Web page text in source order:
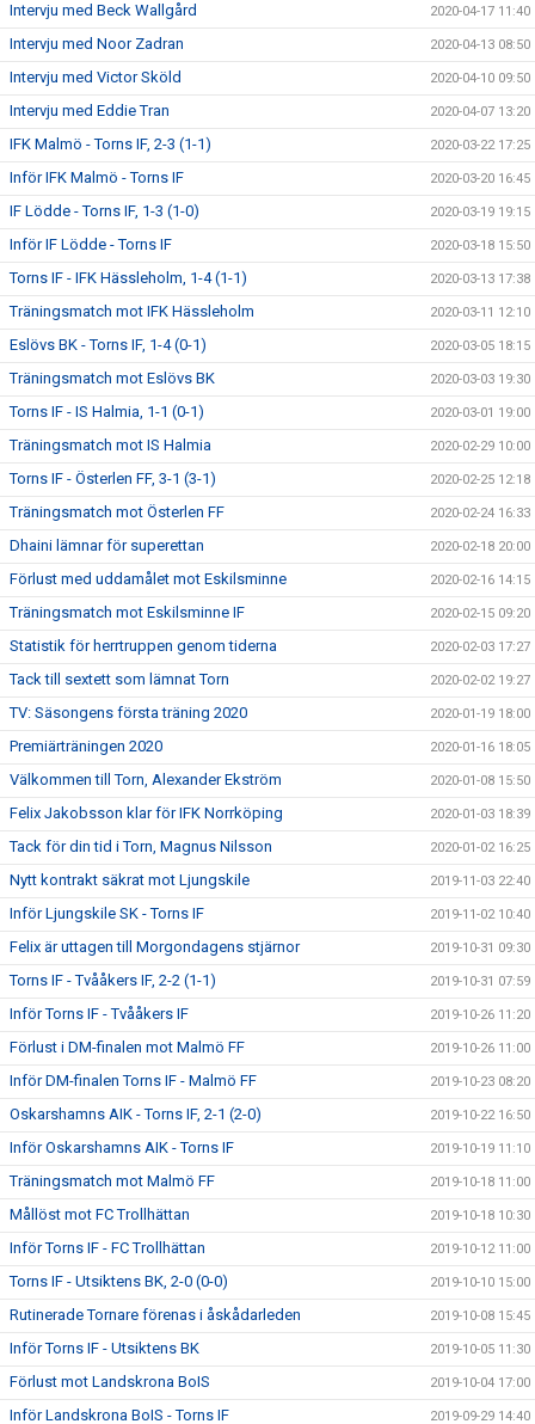
Intervju med Beck Wallgård 2020-04-17 11:40
Intervju med Noor Zadran 2020-04-13 08:50
Intervju med Victor Sköld 2020-04-10 09:50
Intervju med Eddie Tran 2020-04-07 13:20
IFK Malmö - Torns IF, 2-3 (1-1) 2020-03-22 17:25
Inför IFK Malmö - Torns IF 2020-03-20 16:45
IF Lödde - Torns IF, 1-3 (1-0) 2020-03-19 19:15
Inför IF Lödde - Torns IF 2020-03-18 15:50
Torns IF - IFK Hässleholm, 1-4 (1-1) 2020-03-13 17:38
Träningsmatch mot IFK Hässleholm 2020-03-11 12:10
Eslövs BK - Torns IF, 1-4 (0-1) 2020-03-05 18:15
Träningsmatch mot Eslövs BK 2020-03-03 19:30
Torns IF - IS Halmia, 1-1 (0-1) 2020-03-01 19:00
Träningsmatch mot IS Halmia 2020-02-29 10:00
Torns IF - Österlen FF, 3-1 (3-1) 2020-02-25 12:18
Träningsmatch mot Österlen FF 2020-02-24 16:33
Dhaini lämnar för superettan 2020-02-18 20:00
Förlust med uddamålet mot Eskilsminne 2020-02-16 14:15
Träningsmatch mot Eskilsminne IF 2020-02-15 09:20
Statistik för herrtruppen genom tiderna 2020-02-03 17:27
Tack till sextett som lämnat Torn 2020-02-02 19:27
TV: Säsongens första träning 2020 2020-01-19 18:00
Premiärträningen 2020 2020-01-16 18:05
Välkommen till Torn, Alexander Ekström 2020-01-08 15:50
Felix Jakobsson klar för IFK Norrköping 2020-01-03 18:39
Tack för din tid i Torn, Magnus Nilsson 2020-01-02 16:25
Nytt kontrakt säkrat mot Ljungskile 2019-11-03 22:40
Inför Ljungskile SK - Torns IF 2019-11-02 10:40
Felix är uttagen till Morgondagens stjärnor 2019-10-31 09:30
Torns IF - Tvååkers IF, 2-2 (1-1) 2019-10-31 07:59
Inför Torns IF - Tvååkers IF 2019-10-26 11:20
Förlust i DM-finalen mot Malmö FF 2019-10-26 11:00
Inför DM-finalen Torns IF - Malmö FF 2019-10-23 08:20
Oskarshamns AIK - Torns IF, 2-1 (2-0) 2019-10-22 16:50
Inför Oskarshamns AIK - Torns IF 2019-10-19 11:10
Träningsmatch mot Malmö FF 2019-10-18 11:00
Mållöst mot FC Trollhättan 2019-10-18 10:30
Inför Torns IF - FC Trollhättan 2019-10-12 11:00
Torns IF - Utsiktens BK, 2-0 (0-0) 2019-10-10 15:00
Rutinerade Tornare förenas i åskådarleden 2019-10-08 15:45
Inför Torns IF - Utsiktens BK 2019-10-05 11:30
Förlust mot Landskrona BoIS 2019-10-04 17:00
Inför Landskrona BoIS - Torns IF 2019-09-29 14:40